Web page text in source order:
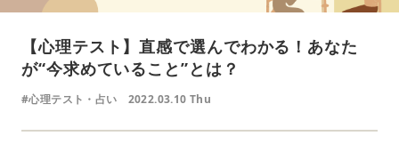
【心理テスト】直感で選んでわかる！あなた
が“今求めていること”とは？
#心理テスト・占い 2022.03.10 Thu